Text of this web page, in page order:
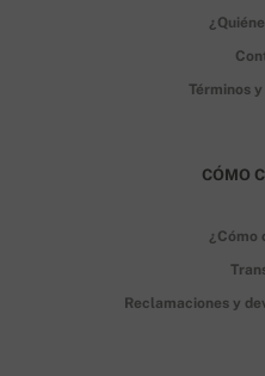
Términos
CÓMO
¿Cómo
Reclamaciones y